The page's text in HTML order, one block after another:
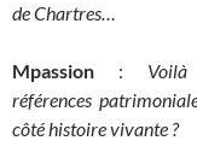
de Chartres…
Mpassion :
références
côté histoire vivante ?